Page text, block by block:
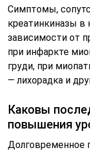
Симптомы,
креатинкиназы в
зависимости от
при инфаркте
груди, при
— лихорадка и
Каковы
повышения
Долговременное